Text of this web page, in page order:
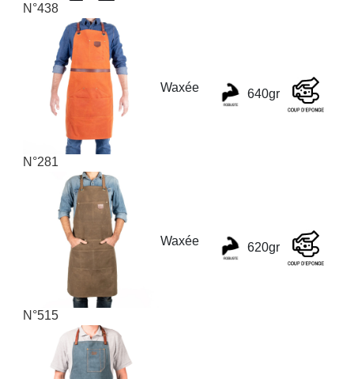
N°438
N°281
Waxée 640gr
N°515
Waxée 620gr